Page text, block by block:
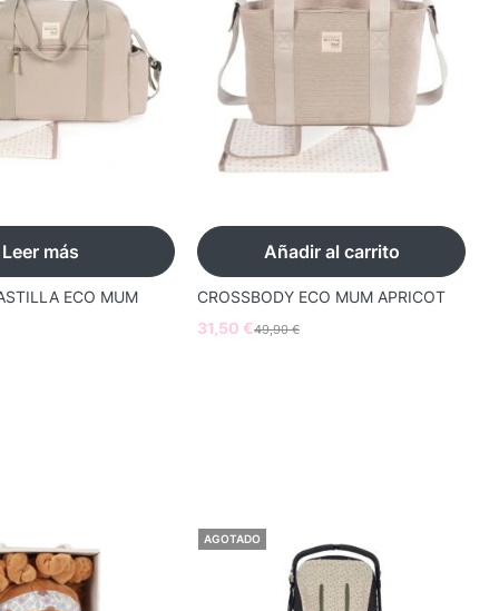
Leer más
ECO MUM
Añadir al carrito
CROSSBODY ECO MUM APRICOT
49,90€
31,50 €
AGOTADO